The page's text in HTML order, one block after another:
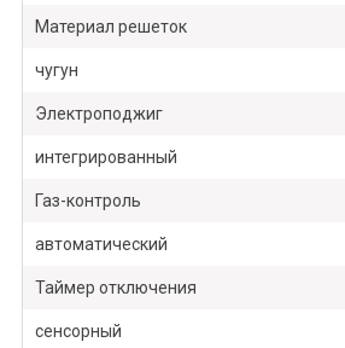
Материал решеток
чугун
Электроподжиг
интегрированный
Газ-контроль
автоматический
Таймер отключения
сенсорный